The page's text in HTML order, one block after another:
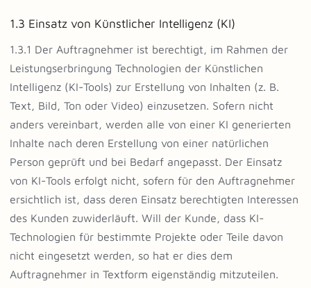
1.3 Einsatz von Künstlicher Intelligenz (KI)
1.3.1 Der Auftragnehmer ist berechtigt, im Rahmen der
Leistungserbringung Technologien der Künstlichen
Intelligenz (KI-Tools) zur Erstellung von Inhalten (z. B.
Text, Bild, Ton oder Video) einzusetzen. Sofern nicht
anders vereinbart, werden alle von einer KI generierten
Inhalte nach deren Erstellung von einer natürlichen
Person geprüft und bei Bedarf angepasst. Der Einsatz
von KI-Tools erfolgt nicht, sofern für den Auftragnehmer
ersichtlich ist, dass deren Einsatz berechtigten Interessen
des Kunden zuwiderläuft. Will der Kunde, dass KI-
Technologien für bestimmte Projekte oder Teile davon
nicht eingesetzt werden, so hat er dies dem
Auftragnehmer in Textform eigenständig mitzuteilen.